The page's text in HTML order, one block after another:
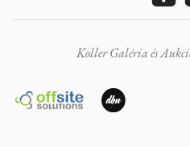
Koller Galéria és